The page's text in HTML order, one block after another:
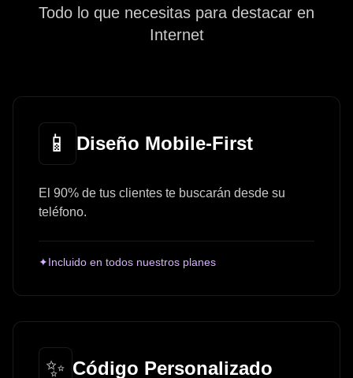
Todo lo que necesitas para destacar en
Internet
📱 Diseño Mobile-First
El 90% de tus clientes te buscarán desde su
teléfono.
✦Incluido en todos nuestros planes
✨ Código Personalizado